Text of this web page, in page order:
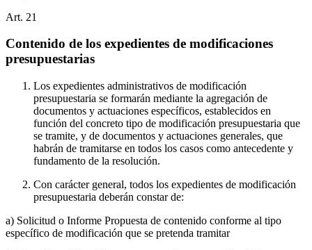
Art. 21
Contenido de los expedientes de modificaciones
presupuestarias
Los expedientes administrativos de modificación
presupuestaria se formarán mediante la agregación de
documentos y actuaciones específicos, establecidos en
función del concreto tipo de modificación presupuestaria que
se tramite, y de documentos y actuaciones generales, que
habrán de tramitarse en todos los casos como antecedente y
fundamento de la resolución.
Con carácter general, todos los expedientes de modificación
presupuestaria deberán constar de:
a) Solicitud o Informe Propuesta de contenido conforme al tipo
específico de modificación que se pretenda tramitar